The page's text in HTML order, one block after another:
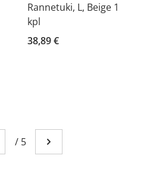
Rannetuki, L, Beige 1
kpl
38,89 €
Sivu
currently reading page 1
/ 5 Mene seuraavalle